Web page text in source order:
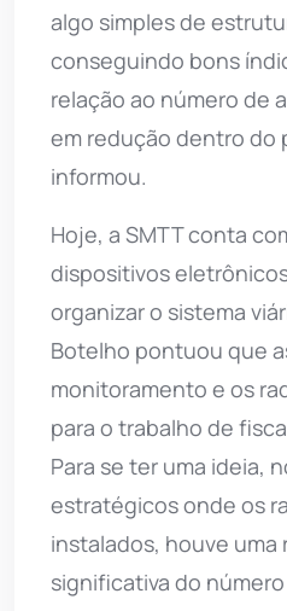
algo simples de
conseguindo bons
relação ao número de
em redução dentro do
informou.
Hoje, a SMTT conta
dispositivos
organizar o sistema
Botelho pontuou que
monitoramento e os
para o trabalho de
Para se ter uma ideia,
estratégicos onde os
instalados, houve uma
significativa do